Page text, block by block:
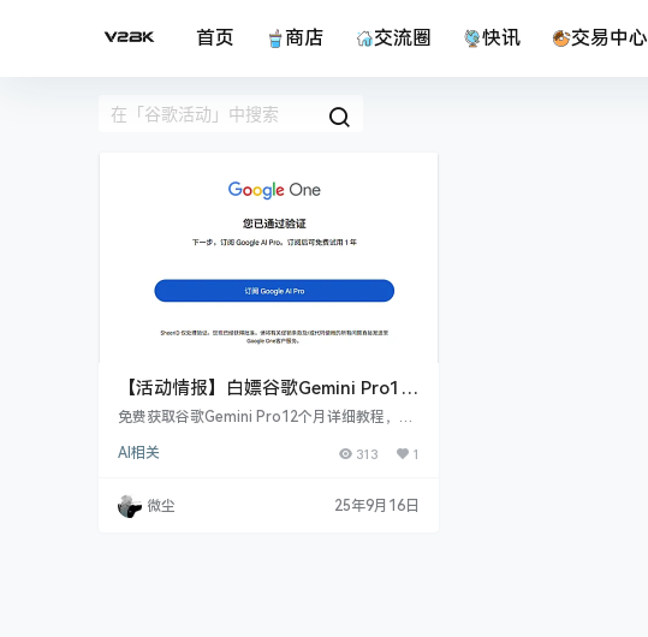
首页 商店 交流圈 快讯 交易中心
【活动情报】白嫖谷歌Gemini Pro12
个月教程，可使用Nano Banana!
免费获取谷歌Gemini Pro12个月详细教程，可
AI相关
313 1
微尘 25年9月16日